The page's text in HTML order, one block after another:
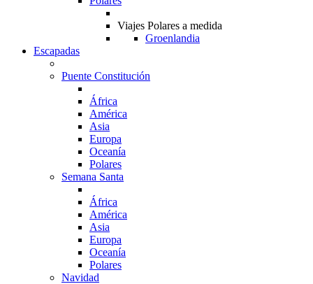
Viajes Polares a medida
Groenlandia
Escapadas
Puente Constitución
África
América
Asia
Europa
Oceanía
Polares
Semana Santa
África
América
Asia
Europa
Oceanía
Polares
Navidad